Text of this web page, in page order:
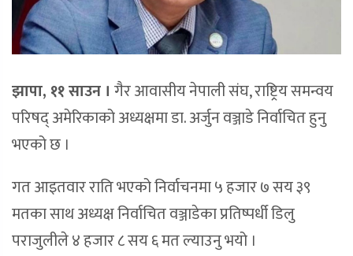
झापा, ११ साउन । गैर आवासीय नेपाली संघ, राष्ट्रिय समन्वय
परिषद् अमेरिकाको अध्यक्षमा डा. अर्जुन वञ्जाडे निर्वाचित हुनु
भएको छ ।
गत आइतवार राति भएको निर्वाचनमा ५ हजार ७ सय ३९
मतका साथ अध्यक्ष निर्वाचित वञ्जाडेका प्रतिष्पर्धी डिलु
पराजुलीले ४ हजार ८ सय ६ मत ल्याउनु भयो ।